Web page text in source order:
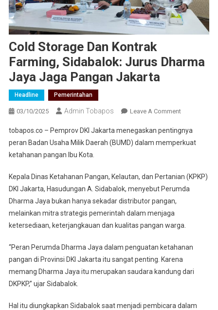
Cold Storage Dan Kontrak
Farming, Sidabalok: Jurus Dharma
Jaya Jaga Pangan Jakarta
Headline Pemerintahan
03/10/2025 Admin Tobapos Leave A CommentOn Cold
Dan
Kontrak
Jurus
Dharma
Jakarta
tobapos.co – Pemprov DKI Jakarta menegaskan pentingnya
peran Badan Usaha Milik Daerah (BUMD) dalam memperkuat
ketahanan pangan Ibu Kota.
Kepala Dinas Ketahanan Pangan, Kelautan, dan Pertanian (KPKP)
DKI Jakarta, Hasudungan A. Sidabalok, menyebut Perumda
Dharma Jaya bukan hanya sekadar distributor pangan,
melainkan mitra strategis pemerintah dalam menjaga
ketersediaan, keterjangkauan dan kualitas pangan warga.
“Peran Perumda Dharma Jaya dalam penguatan ketahanan
pangan di Provinsi DKI Jakarta itu sangat penting. Karena
memang Dharma Jaya itu merupakan saudara kandung dari
DKPKP,” ujar Sidabalok.
Hal itu diungkapkan Sidabalok saat menjadi pembicara dalam